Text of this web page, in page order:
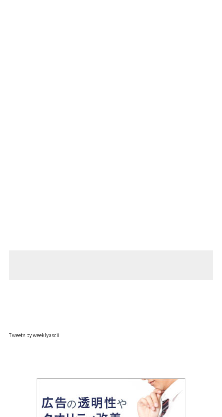
Tweets by weeklyascii